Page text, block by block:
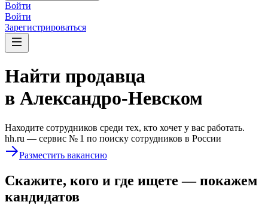
Войти
Войти
Зарегистрироваться
Найти продавца
в Александро-Невском
Находите сотрудников среди тех, кто хочет у вас работать.
hh.ru — сервис № 1 по поиску сотрудников в России
Разместить вакансию
Скажите, кого и где ищете — покажем
кандидатов